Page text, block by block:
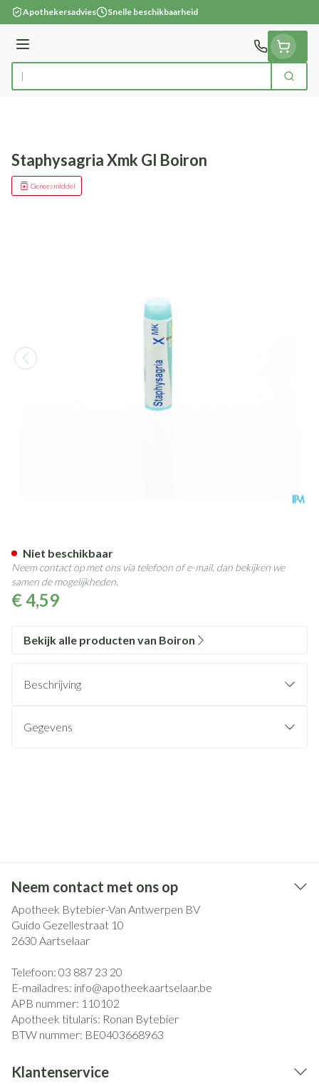
Ga naar de inhoud
Apothekersadvies Snelle beschikbaarheid
Menu
Product, merk, categorie... Zoek
Staphysagria Xmk Gl Boiron
Geneesmiddel
€ 4,59
Niet beschikbaar
Neem contact op met ons via telefoon of e-mail, dan bekijken we
samen de mogelijkheden.
Bekijk alle producten van Boiron
Beschrijving
Gegevens
Neem contact met ons op
Apotheek Bytebier-Van Antwerpen BV
Guido Gezellestraat 10
2630 Aartselaar
Telefoon: 03 887 23 20
E-mailadres: info@apotheekaartselaar.be
APB nummer: 110102
Apotheek titularis: Ronan Bytebier
BTW nummer: BE0403668963
Klantenservice